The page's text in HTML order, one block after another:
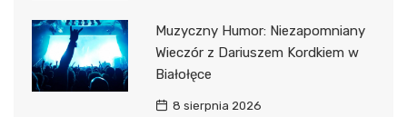
Muzyczny Humor: Niezapomniany
Wieczór z Dariuszem Kordkiem w
Białołęce
8 sierpnia 2026